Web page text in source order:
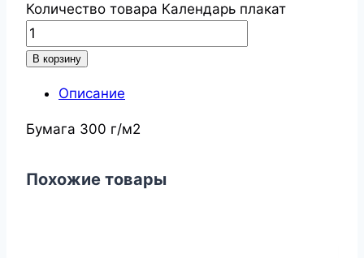
Количество товара Календарь плакат
В корзину
Описание
Бумага 300 г/м2
Похожие товары